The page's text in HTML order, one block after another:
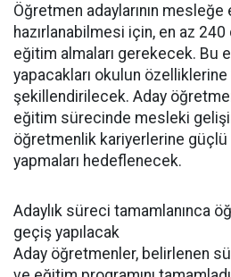
Öğretmen adaylarının mesleğe
hazırlanabilmesi için, en az
eğitim almaları gerekecek. Bu
yapacakları okulun
şekillendirilecek. Aday
eğitim sürecinde mesleki
öğretmenlik kariyerlerine güçlü
yapmaları hedeflenecek.
Adaylık süreci tamamlanınca
geçiş yapılacak
Aday öğretmenler, belirlenen